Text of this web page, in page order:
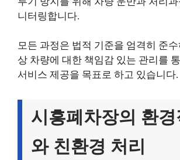
니터링합니다.
모든 과정은 법적 기준을 엄격히 준수
상 차량에 대한 책임감 있는 관리를
서비스 제공을 목표로 하고 있습니다.
시흥폐차장의 환경
와 친환경 처리